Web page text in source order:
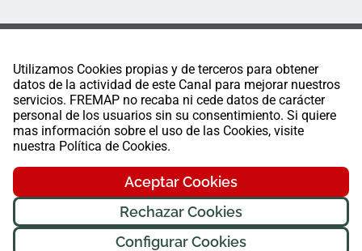
Utilizamos Cookies propias y de terceros para obtener
datos de la actividad de este Canal para mejorar nuestros
servicios. FREMAP no recaba ni cede datos de carácter
personal de los usuarios sin su consentimiento. Si quiere
mas información sobre el uso de las Cookies, visite
nuestra Política de Cookies.
Aceptar Cookies
Rechazar Cookies
Configurar Cookies
FREMAP Ⓒ Todos los derechos reservados